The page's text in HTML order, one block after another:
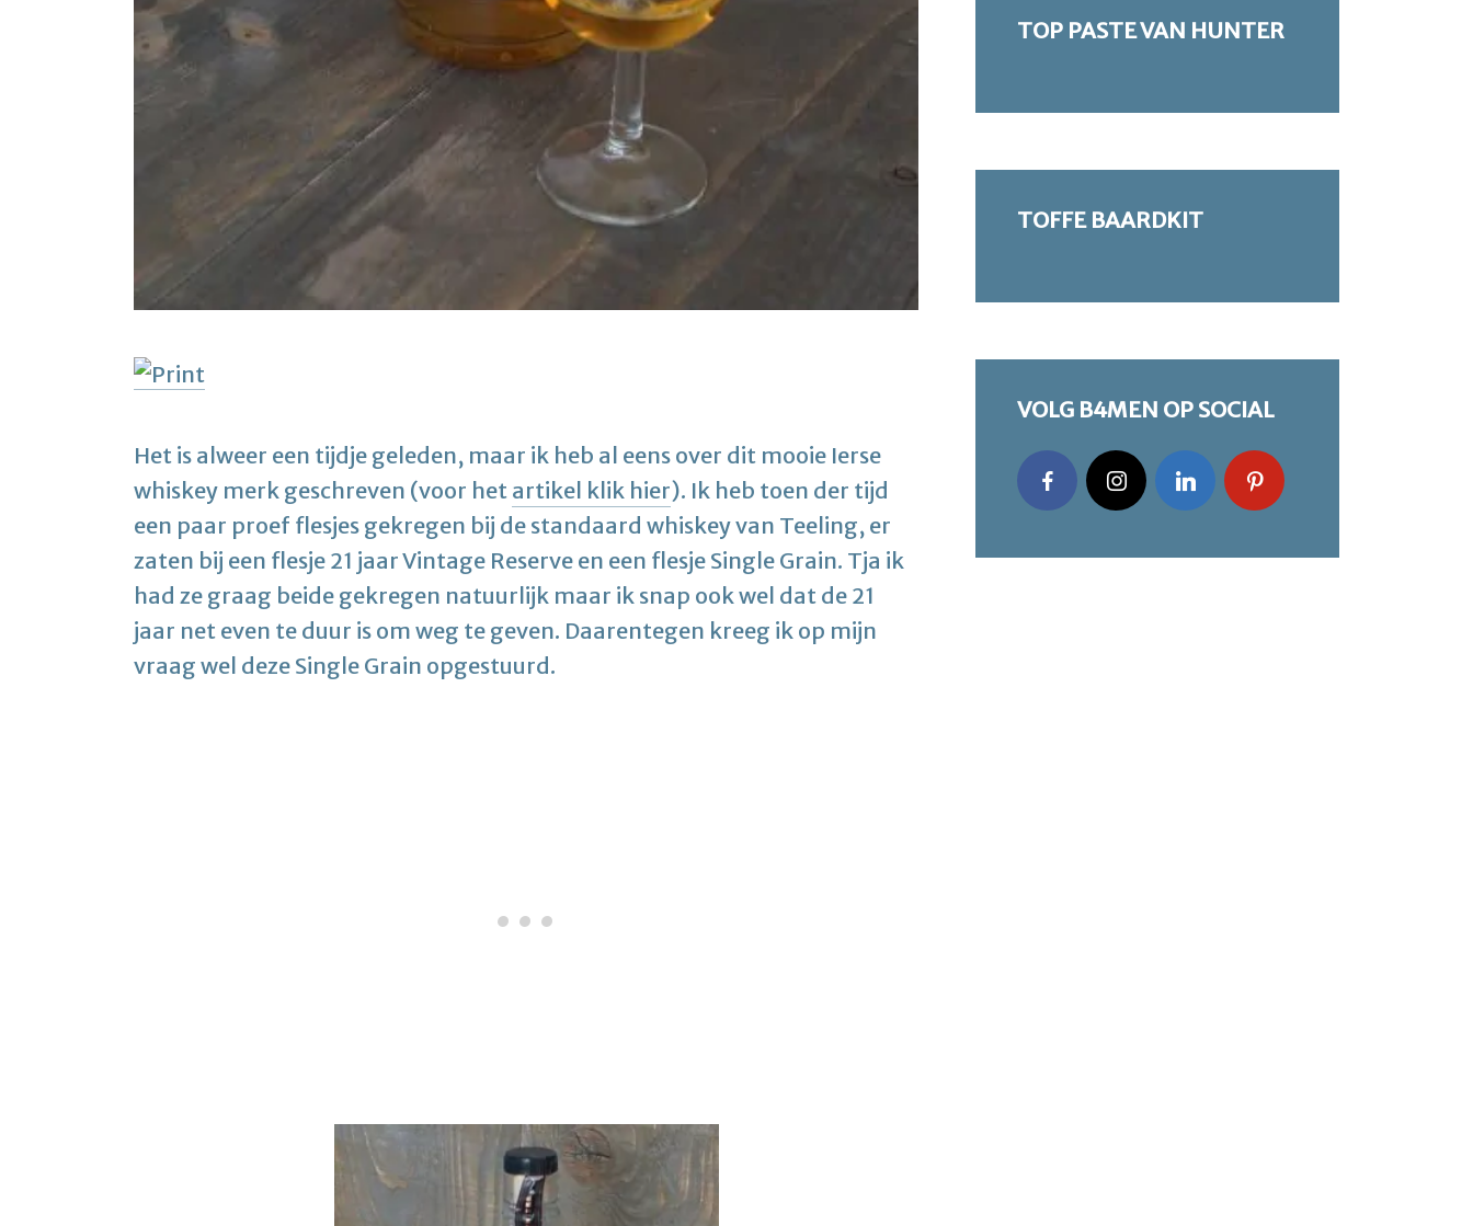
Het is alweer een tijdje geleden, maar ik heb al eens over dit mooie Ierse
whiskey merk geschreven (voor het artikel klik hier). Ik heb toen der tijd
een paar proef flesjes gekregen bij de standaard whiskey van Teeling, er
zaten bij een flesje 21 jaar Vintage Reserve en een flesje Single Grain. Tja ik
had ze graag beide gekregen natuurlijk maar ik snap ook wel dat de 21
jaar net even te duur is om weg te geven. Daarentegen kreeg ik op mijn
vraag wel deze Single Grain opgestuurd.
TOP PASTE VAN HUNTER
TOFFE BAARDKIT
VOLG B4MEN OP SOCIAL